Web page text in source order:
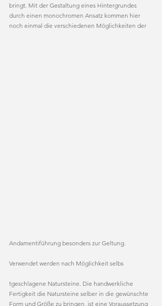
bringt. Mit der Gestaltung eines Hintergrundes
durch einen monochromen Ansatz kommen hier
noch einmal die verschiedenen Möglichkeiten der
Andamentiführung besonders zur Geltung.
Verwendet werden nach Möglichkeit selbs
tgeschlagene Natursteine. Die handwerkliche
Fertigkeit die Natursteine selber in die gewünschte
Form und Größe zu bringen, ist eine Voraussetzung